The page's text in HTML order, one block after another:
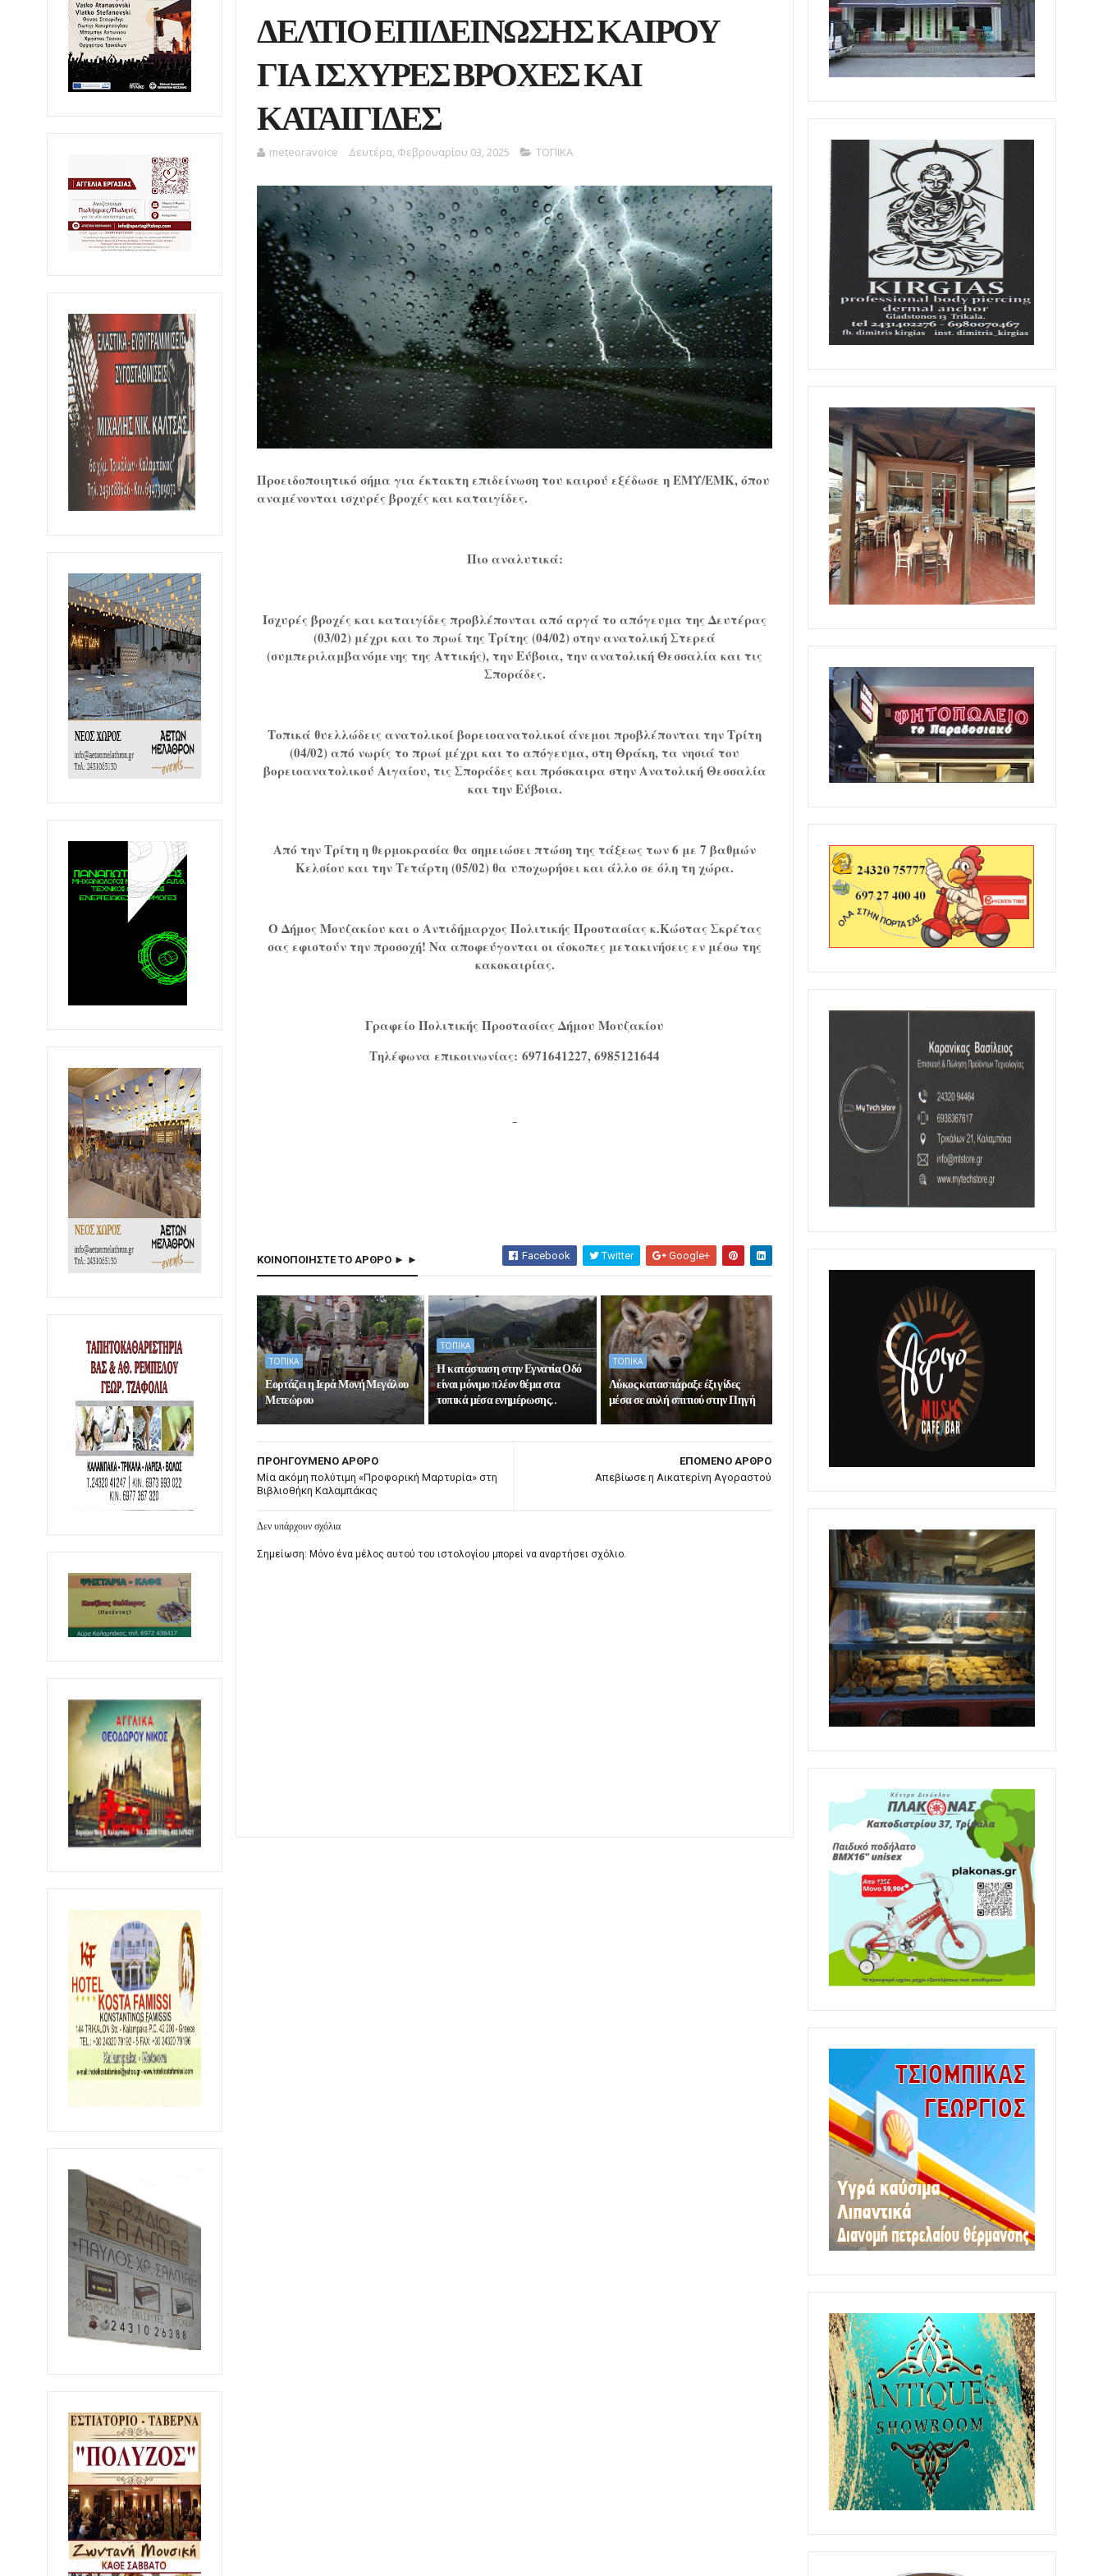
ΔΕΛΤΙΟ ΕΠΙΔΕΙΝΩΣΗΣ ΚΑΙΡΟΥ
ΓΙΑ ΙΣΧΥΡΕΣ ΒΡΟΧΕΣ ΚΑΙ
ΚΑΤΑΙΓΙΔΕΣ
meteoravoice Δευτέρα, Φεβρουαρίου 03, 2025 ΤΟΠΙΚΑ
Προειδοποιητικό σήμα για έκτακτη επιδείνωση του καιρού εξέδωσε η ΕΜΥ/ΕΜΚ, όπου
αναμένονται ισχυρές βροχές και καταιγίδες.
Πιο αναλυτικά:
Ισχυρές βροχές και καταιγίδες προβλέπονται από αργά το απόγευμα της Δευτέρας
(03/02) μέχρι και το πρωί της Τρίτης (04/02) στην ανατολική Στερεά
(συμπεριλαμβανόμενης της Αττικής), την Εύβοια, την ανατολική Θεσσαλία και τις
Σποράδες.
Τοπικά θυελλώδεις ανατολικοί βορειοανατολικοί άνεμοι προβλέπονται την Τρίτη
(04/02) από νωρίς το πρωί μέχρι και το απόγευμα, στη Θράκη, τα νησιά του
βορειοανατολικού Αιγαίου, τις Σποράδες και πρόσκαιρα στην Ανατολική Θεσσαλία
και την Εύβοια.
Από την Τρίτη η θερμοκρασία θα σημειώσει πτώση της τάξεως των 6 με 7 βαθμών
Κελσίου και την Τετάρτη (05/02) θα υποχωρήσει και άλλο σε όλη τη χώρα.
Ο Δήμος Μουζακίου και ο Αντιδήμαρχος Πολιτικής Προστασίας κ.Κώστας Σκρέτας
σας εφιστούν την προσοχή! Να αποφεύγονται οι άσκοπες μετακινήσεις εν μέσω της
κακοκαιρίας.
Γραφείο Πολιτικής Προστασίας Δήμου Μουζακίου
Τηλέφωνα επικοινωνίας: 6971641227, 6985121644
ΚΟΙΝΟΠΟΙΗΣΤΕ ΤΟ ΑΡΘΡΟ ► ► Facebook Twitter Google+
ΤΟΠΙΚΑ
Εορτάζει η Ιερά Μονή Μεγάλου
Μετεώρου
ΤΟΠΙΚΑ
Η κατάσταση στην Εγνατία Οδό
είναι μόνιμο πλέον θέμα στα
τοπικά μέσα ενημέρωσης..
ΤΟΠΙΚΑ
Λύκος κατασπάραξε έξι γίδες
μέσα σε αυλή σπιτιού στην Πηγή
ΕΠΟΜΕΝΟ ΑΡΘΡΟ
Απεβίωσε η Αικατερίνη Αγοραστού
ΠΡΟΗΓΟΥΜΕΝΟ ΑΡΘΡΟ
Μία ακόμη πολύτιμη «Προφορική Μαρτυρία» στη
Βιβλιοθήκη Καλαμπάκας
Δεν υπάρχουν σχόλια
Σημείωση: Μόνο ένα μέλος αυτού του ιστολογίου μπορεί να αναρτήσει σχόλιο.